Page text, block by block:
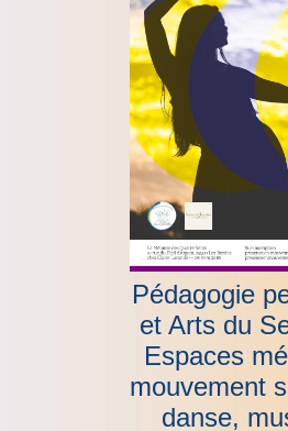
Pédagogie
et Arts du
Espaces
mouvement
danse,